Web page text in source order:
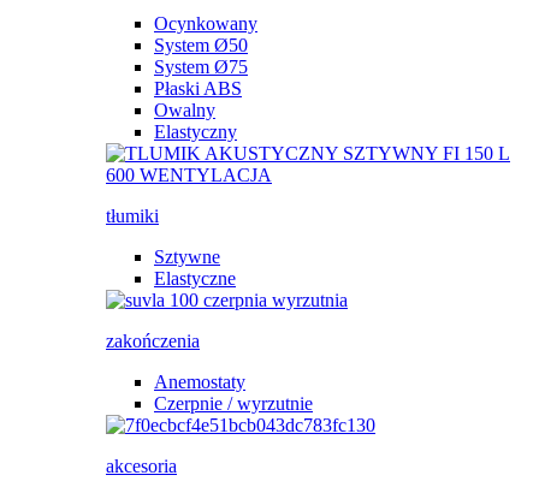
Ocynkowany
System Ø50
System Ø75
Płaski ABS
Owalny
Elastyczny
tłumiki
Sztywne
Elastyczne
zakończenia
Anemostaty
Czerpnie / wyrzutnie
akcesoria